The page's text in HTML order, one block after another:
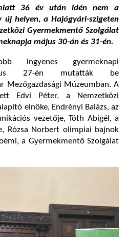
36 év után idén nem a
új helyen, a Hajógyári-szigeten
Gyermekmentő Szolgálat
május 30-án és 31-én.
ingyenes gyermeknapi
27-én mutatták be
Mezőgazdasági Múzeumban. A
Edvi Péter, a Nemzetközi
elnöke, Endrényi Balázs, az
vezetője, Tóth Abigél, a
Rózsa Norbert olimpiai bajnok
a Gyermekmentő Szolgálat